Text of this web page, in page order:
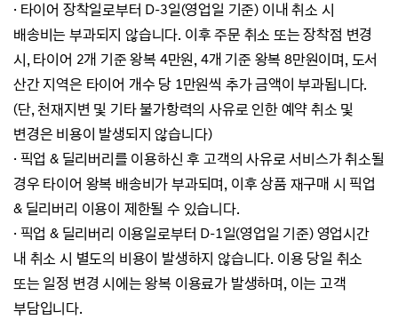
· 타이어 장착일로부터 D-3일(영업일 기준) 이내 취소 시
배송비는 부과되지 않습니다. 이후 주문 취소 또는 장착점 변경
시, 타이어 2개 기준 왕복 4만원, 4개 기준 왕복 8만원이며, 도서
산간 지역은 타이어 개수 당 1만원씩 추가 금액이 부과됩니다.
(단, 천재지변 및 기타 불가항력의 사유로 인한 예약 취소 및
변경은 비용이 발생되지 않습니다)
· 픽업 & 딜리버리를 이용하신 후 고객의 사유로 서비스가 취소될
경우 타이어 왕복 배송비가 부과되며, 이후 상품 재구매 시픽업
& 딜리버리 이용이 제한될 수 있습니다.
· 픽업 & 딜리버리 이용일로부터 D-1일(영업일 기준) 영업시간
내 취소 시 별도의 비용이 발생하지 않습니다. 이용 당일 취소
또는 일정 변경 시에는 왕복 이용료가 발생하며, 이는 고객
부담입니다.